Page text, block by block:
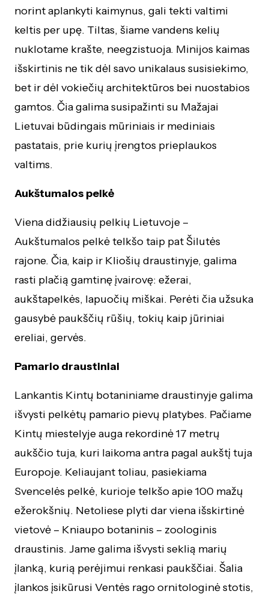
norint aplankyti kaimynus, gali tekti valtimi
keltis per upę. Tiltas, šiame vandens kelių
nuklotame krašte, neegzistuoja. Minijos kaimas
išskirtinis ne tik dėl savo unikalaus susisiekimo,
bet ir dėl vokiečių architektūros bei nuostabios
gamtos. Čia galima susipažinti su Mažajai
Lietuvai būdingais mūriniais ir mediniais
pastatais, prie kurių įrengtos prieplaukos
valtims.
Aukštumalos pelkė
Viena didžiausių pelkių Lietuvoje –
Aukštumalos pelkė telkšo taip pat Šilutės
rajone. Čia, kaip ir Kliošių draustinyje, galima
rasti plačią gamtinę įvairovę: ežerai,
aukštapelkės, lapuočių miškai. Perėti čia užsuka
gausybė paukščių rūšių, tokių kaip jūriniai
ereliai, gervės.
Pamario draustiniai
Lankantis Kintų botaniniame draustinyje galima
išvysti pelkėtų pamario pievų platybes. Pačiame
Kintų miestelyje auga rekordinė 17 metrų
aukščio tuja, kuri laikoma antra pagal aukštį tuja
Europoje. Keliaujant toliau, pasiekiama
Svencelės pelkė, kurioje telkšo apie 100 mažų
ežerokšnių. Netoliese plyti dar viena išskirtinė
vietovė – Kniaupo botaninis – zoologinis
draustinis. Jame galima išvysti seklią marių
įlanką, kurią perėjimui renkasi paukščiai. Šalia
įlankos įsikūrusi Ventės rago ornitologinė stotis,